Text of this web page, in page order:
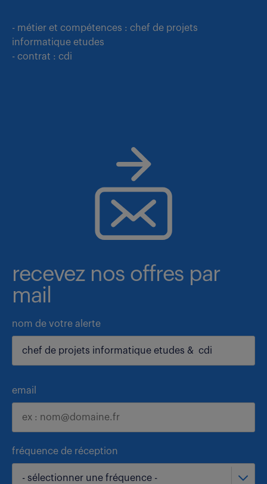
- métier et compétences : chef de projets
informatique etudes
- contrat : cdi
recevez nos offres par
mail
nom de votre alerte
email
fréquence de réception
- sélectionner une fréquence -